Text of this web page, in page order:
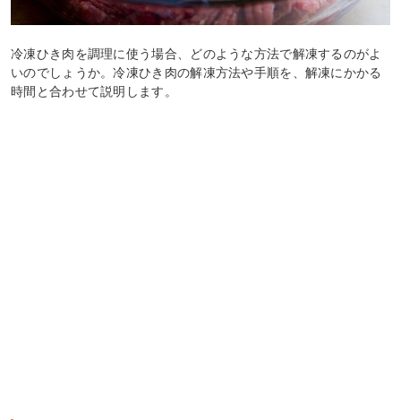
冷凍ひき肉を調理に使う場合、どのような方法で解凍するのがよ
いのでしょうか。冷凍ひき肉の解凍方法や手順を、解凍にかかる
時間と合わせて説明します。